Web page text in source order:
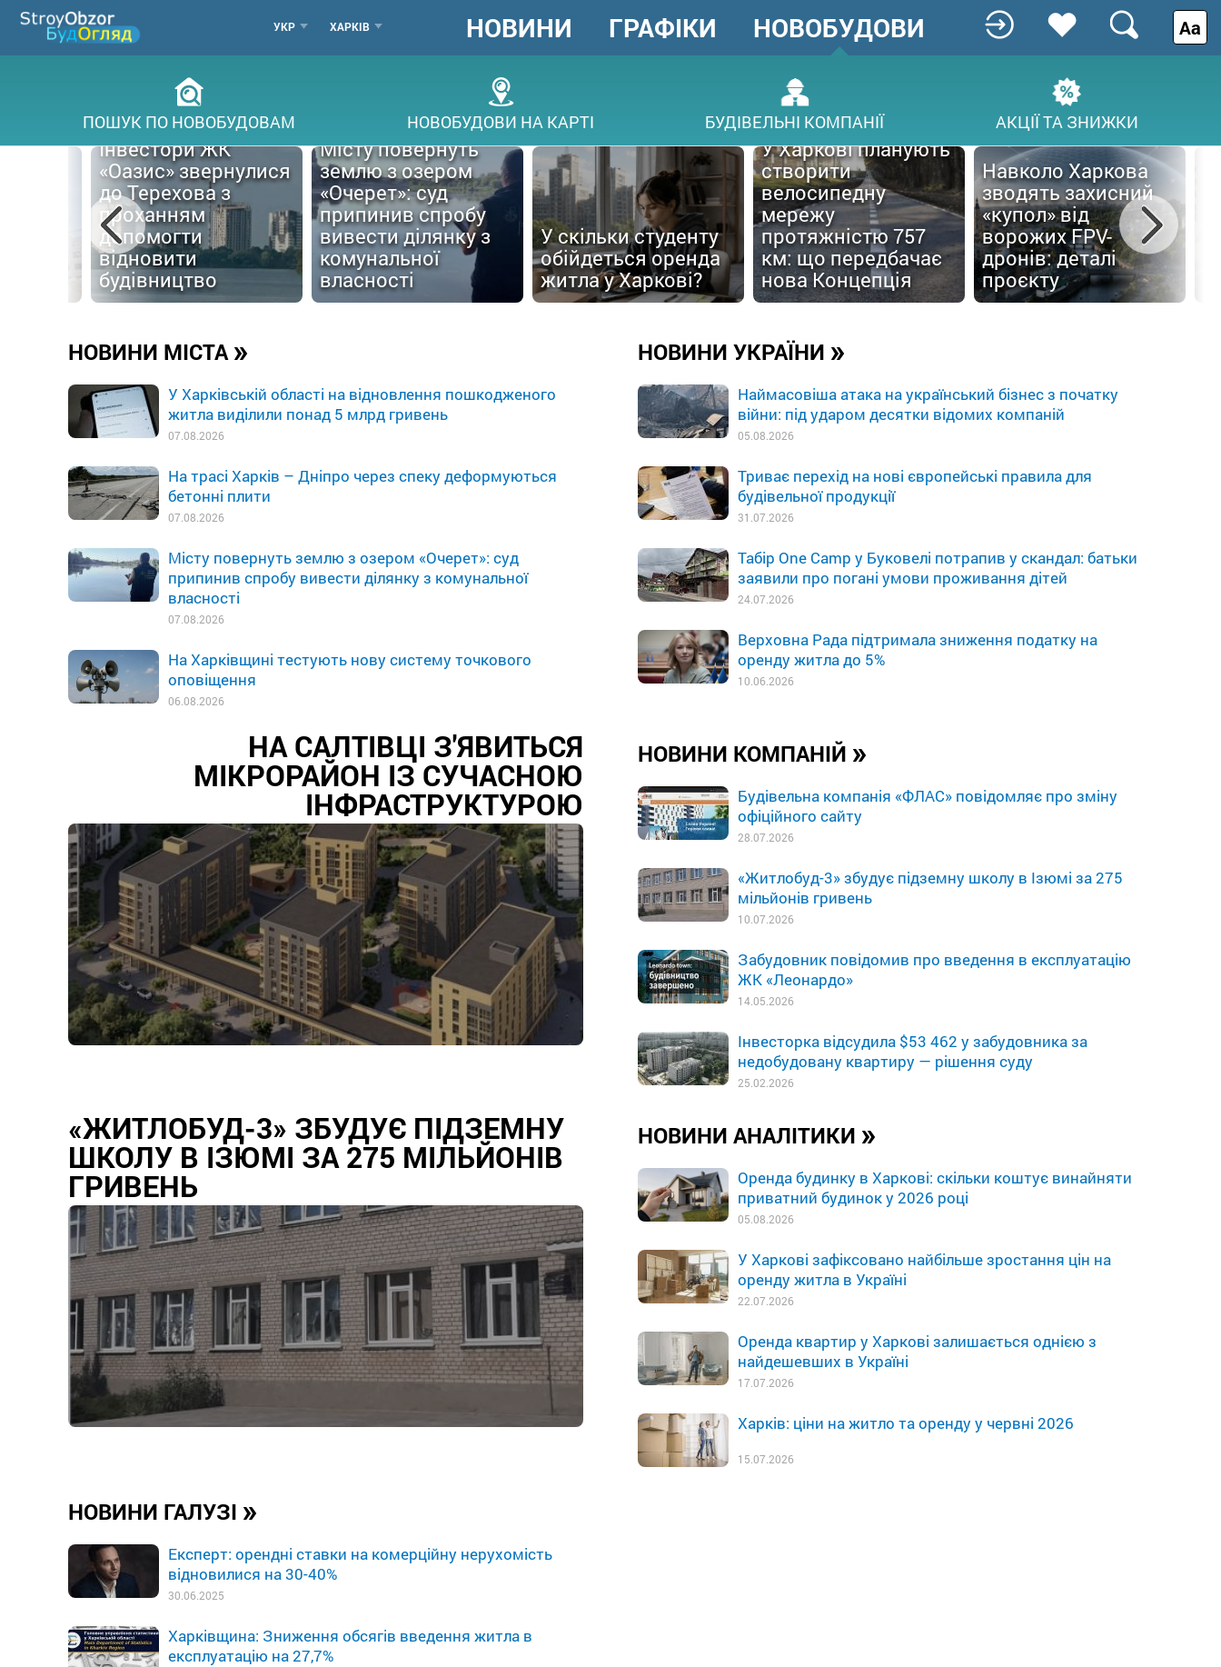
Перейти
основного
УКР
МЕНЮ
ГОРОДОВ
ХАРКІВ
ГОЛОВНЕ
МЕНЮ
НОВИНИ ГРАФІКИ НОВОБУДОВИ
ПОШУК ПО НОВОБУДОВАМ НОВОБУДОВИ НА КАРТІ БУДІВЕЛЬНІ КОМПАНІЇ АКЦІЇ ТА ЗНИЖКИ
Аа
НОВИНИ МІСТА »
У Харківській області на відновлення пошкодженого
житла виділили понад 5 млрд гривень
07.08.2026
На трасі Харків – Дніпро через спеку деформуються
бетонні плити
07.08.2026
Місту повернуть землю з озером «Очерет»: суд
припинив спробу вивести ділянку з комунальної
власності
07.08.2026
На Харківщині тестують нову систему точкового
оповіщення
06.08.2026
НОВИНИ УКРАЇНИ »
Наймасовіша атака на український бізнес з початку
війни: під ударом десятки відомих компаній
05.08.2026
Триває перехід на нові європейські правила для
будівельної продукції
31.07.2026
Табір One Camp у Буковелі потрапив у скандал: батьки
заявили про погані умови проживання дітей
24.07.2026
Верховна Рада підтримала зниження податку на
оренду житла до 5%
10.06.2026
НА САЛТІВЦІ З'ЯВИТЬСЯ
МІКРОРАЙОН ІЗ СУЧАСНОЮ
ІНФРАСТРУКТУРОЮ
«ЖИТЛОБУД-3» ЗБУДУЄ ПІДЗЕМНУ
ШКОЛУ В ІЗЮМІ ЗА 275 МІЛЬЙОНІВ
ГРИВЕНЬ
НОВИНИ ГАЛУЗІ »
Експерт: орендні ставки на комерційну нерухомість
відновилися на 30-40%
30.06.2025
Харківщина: Зниження обсягів введення житла в
експлуатацію на 27,7%
НОВИНИ КОМПАНІЙ »
Будівельна компанія «ФЛАС» повідомляє про зміну
офіційного сайту
28.07.2026
«Житлобуд-3» збудує підземну школу в Ізюмі за 275
мільйонів гривень
10.07.2026
Забудовник повідомив про введення в експлуатацію
ЖК «Леонардо»
14.05.2026
Інвесторка відсудила $53 462 у забудовника за
недобудовану квартиру — рішення суду
25.02.2026
НОВИНИ АНАЛІТИКИ »
Оренда будинку в Харкові: скільки коштує винайняти
приватний будинок у 2026 році
05.08.2026
У Харкові зафіксовано найбільше зростання цін на
оренду житла в Україні
22.07.2026
Оренда квартир у Харкові залишається однією з
найдешевших в Україні
17.07.2026
Харків: ціни на житло та оренду у червні 2026
15.07.2026
Інвестори ЖК
«Оазис» звернулися
до Терехова з
проханням
допомогти
відновити
будівництво
Місту повернуть
землю з озером
«Очерет»: суд
припинив спробу
вивести ділянку з
комунальної
власності
У скільки студенту
обійдеться оренда
житла у Харкові?
У Харкові планують
створити
велосипедну
мережу
протяжністю 757
км: що передбачає
нова Концепція
Навколо Харкова
зводять захисний
«купол» від
ворожих FPV-
дронів: деталі
проєкту